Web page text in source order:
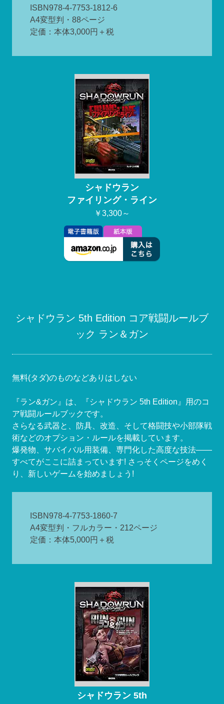
ISBN978-4-7753-1812-6
A4変型判・88ページ
定価：本体3,000円＋税
シャドウラン
ファイリング・ライン
￥3,300～
シャドウラン 5th Edition コア戦闘ルールブ
ック ラン＆ガン
無料(タダ)のものなどありはしない
『ラン&ガン』は、『シャドウラン 5th Edition』用のコ
ア戦闘ルールブックです。
さらなる武器と、防具、改造、そして格闘技や小部隊戦
術などのオプション・ルールを掲載しています。
爆発物、サバイバル用装備、専門化した高度な技法――
すべてがここに詰まっています! さっそくページをめく
り、新しいゲームを始めましょう!
ISBN978-4-7753-1860-7
A4変型判・フルカラー・212ページ
定価：本体5,000円＋税
シャドウラン 5th